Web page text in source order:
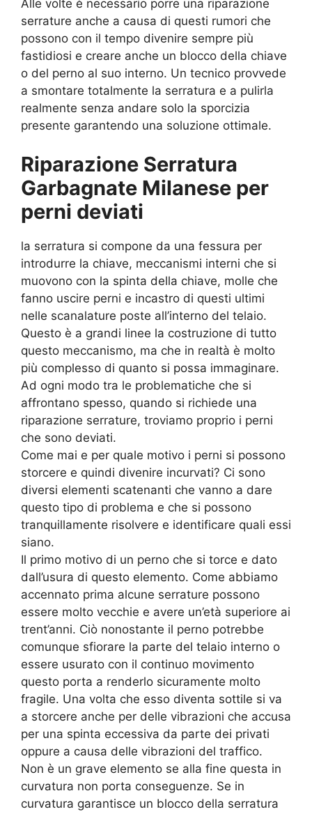
Alle volte è necessario porre una riparazione
serrature anche a causa di questi rumori che
possono con il tempo divenire sempre più
fastidiosi e creare anche un blocco della chiave
o del perno al suo interno. Un tecnico provvede
a smontare totalmente la serratura e a pulirla
realmente senza andare solo la sporcizia
presente garantendo una soluzione ottimale.
Riparazione Serratura
Garbagnate Milanese per
perni deviati
la serratura si compone da una fessura per
introdurre la chiave, meccanismi interni che si
muovono con la spinta della chiave, molle che
fanno uscire perni e incastro di questi ultimi
nelle scanalature poste all’interno del telaio.
Questo è a grandi linee la costruzione di tutto
questo meccanismo, ma che in realtà è molto
più complesso di quanto si possa immaginare.
Ad ogni modo tra le problematiche che si
affrontano spesso, quando si richiede una
riparazione serrature, troviamo proprio i perni
che sono deviati.
Come mai e per quale motivo i perni si possono
storcere e quindi divenire incurvati? Ci sono
diversi elementi scatenanti che vanno a dare
questo tipo di problema e che si possono
tranquillamente risolvere e identificare quali essi
siano.
Il primo motivo di un perno che si torce e dato
dall’usura di questo elemento. Come abbiamo
accennato prima alcune serrature possono
essere molto vecchie e avere un’età superiore ai
trent’anni. Ciò nonostante il perno potrebbe
comunque sfiorare la parte del telaio interno o
essere usurato con il continuo movimento
questo porta a renderlo sicuramente molto
fragile. Una volta che esso diventa sottile si va
a storcere anche per delle vibrazioni che accusa
per una spinta eccessiva da parte dei privati
oppure a causa delle vibrazioni del traffico.
Non è un grave elemento se alla fine questa in
curvatura non porta conseguenze. Se in
curvatura garantisce un blocco della serratura